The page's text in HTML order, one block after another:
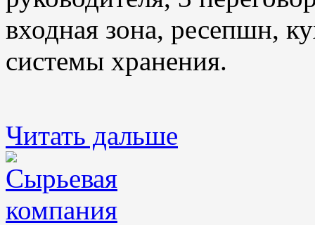
входная зона, ресепшн,
системы хранения.
Читать дальше